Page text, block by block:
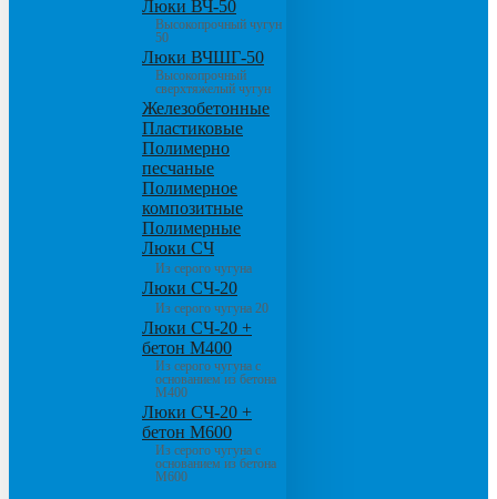
Люки ВЧ-50
Высокопрочный чугун
50
Люки ВЧШГ-50
Высокопрочный
сверхтяжелый чугун
Железобетонные
Пластиковые
Полимерно
песчаные
Полимерное
композитные
Полимерные
Люки СЧ
Из серого чугуна
Люки СЧ-20
Из серого чугуна 20
Люки СЧ-20 +
бетон М400
Из серого чугуна с
основанием из бетона
М400
Люки СЧ-20 +
бетон М600
Из серого чугуна с
основанием из бетона
М600